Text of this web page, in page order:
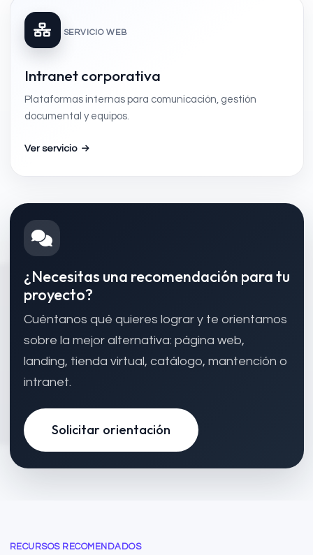
SERVICIO WEB
Intranet corporativa
Plataformas internas para comunicación, gestión
documental y equipos.
Ver servicio
¿Necesitas una recomendación para tu
proyecto?
Cuéntanos qué quieres lograr y te orientamos
sobre la mejor alternativa: página web,
landing, tienda virtual, catálogo, mantención o
intranet.
Solicitar orientación
RECURSOS RECOMENDADOS